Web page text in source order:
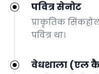
पवित्र सेनोट
प्राकृतिक
पवित्र था।
वेधशाला (एल